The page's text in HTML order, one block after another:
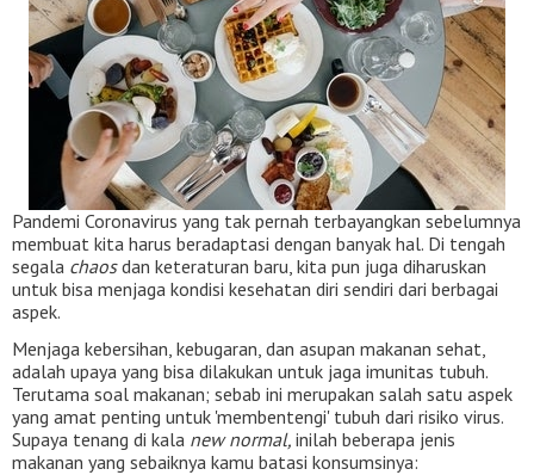
Pandemi Coronavirus yang tak pernah terbayangkan sebelumnya
membuat kita harus beradaptasi dengan banyak hal. Di tengah
segala chaosdan keteraturan baru, kita pun juga diharuskan
untuk bisa menjaga kondisi kesehatan diri sendiri dari berbagai
aspek.
Menjaga kebersihan, kebugaran, dan asupan makanan sehat,
adalah upaya yang bisa dilakukan untuk jaga imunitas tubuh.
Terutama soal makanan; sebab ini merupakan salah satu aspek
yang amat penting untuk 'membentengi' tubuh dari risiko virus.
Supaya tenang di kala new normal, inilah beberapa jenis
makanan yang sebaiknya kamu batasi konsumsinya: